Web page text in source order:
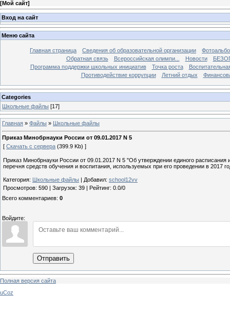
[Мой сайт]
Вход на сайт
Меню сайта
Главная страница Сведения об образовательной организации
Обратная связь
Всероссийская олимпи... Новости
Программа поддержки школьных инициатив
Точка роста
Противодействие коррупции
Летний отдых
Categories
Школьные файлы [17]
Главная » Файлы » Школьные файлы
Приказ Минобрнауки России от 09.01.2017 N 5
[ Скачать с сервера (399.9 Kb) ]
Приказ Минобрнауки России от 09.01.2017 N 5 "Об утверждении единого
перечня средств обучения и воспитания, используемых при его проведении в 2017
Категория: Школьные файлы Добавил: school12vv
Просмотров: 590 Загрузок: 39 Рейтинг: 0.0/0
Всего комментариев: 0
Войдите:
Отправить
Полная версия сайта
uCoz